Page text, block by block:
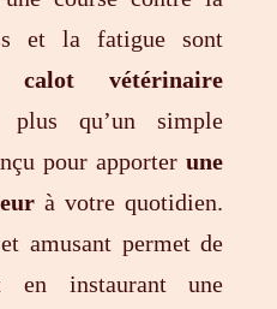
et la fatigue sont
calot vétérinaire
qu’un simple
pour apporterune
à votre quotidien.
amusant permet de
en instaurant une